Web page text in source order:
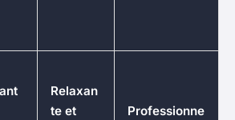
Relaxan
te et
Professionne